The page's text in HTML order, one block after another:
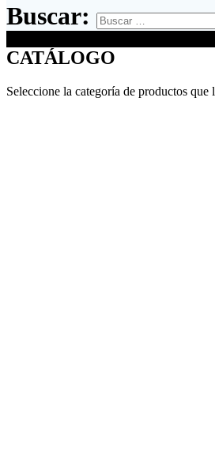
Buscar:
CATÁLOGO
Seleccione la categoría de productos que